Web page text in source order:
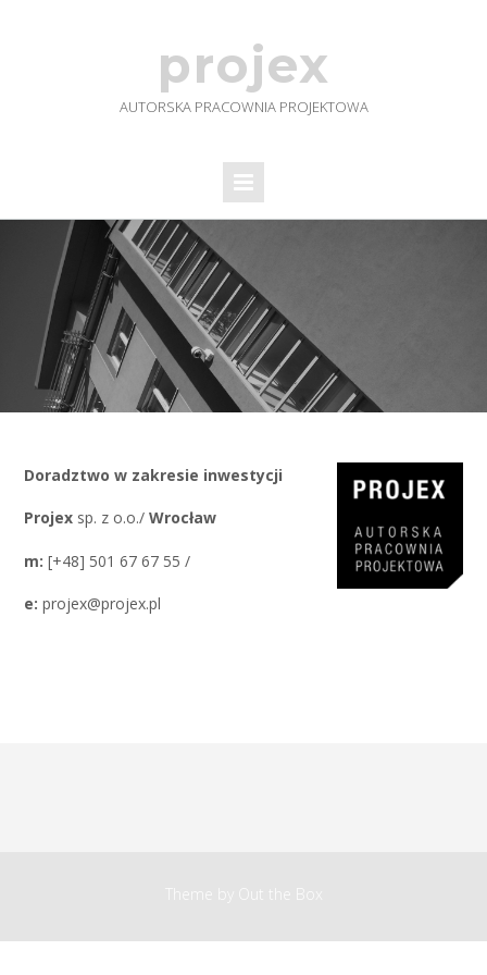
projex
AUTORSKA PRACOWNIA PROJEKTOWA
Doradztwo w zakresie inwestycji
Projex sp. z o.o./ Wrocław
m: [+48] 501 67 67 55 /
e: projex@projex.pl
Theme by Out the Box